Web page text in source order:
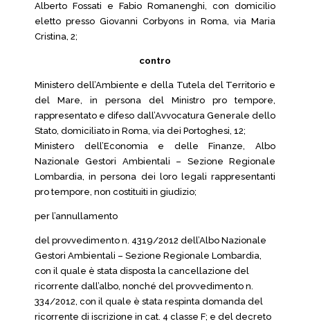
Alberto Fossati e Fabio Romanenghi, con domicilio
eletto presso Giovanni Corbyons in Roma, via Maria
Cristina, 2;
contro
Ministero dell’Ambiente e della Tutela del Territorio e
del Mare, in persona del Ministro pro tempore,
rappresentato e difeso dall’Avvocatura Generale dello
Stato, domiciliato in Roma, via dei Portoghesi, 12;
Ministero dell’Economia e delle Finanze, Albo
Nazionale Gestori Ambientali – Sezione Regionale
Lombardia, in persona dei loro legali rappresentanti
pro tempore, non costituiti in giudizio;
per l’annullamento
del provvedimento n. 4319/2012 dell’Albo Nazionale
Gestori Ambientali – Sezione Regionale Lombardia,
con il quale è stata disposta la cancellazione del
ricorrente dall’albo, nonché del provvedimento n.
334/2012, con il quale è stata respinta domanda del
ricorrente di iscrizione in cat. 4 classe F; e del decreto